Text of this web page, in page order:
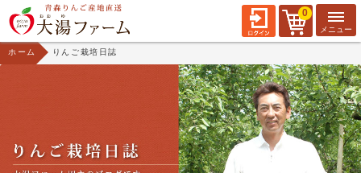
0
ホーム りんご栽培日誌